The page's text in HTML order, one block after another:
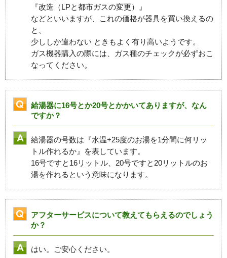
『改造（LPと都市ガスの変更）』
などといいますが、これの価格が器具を買い換えるの
と、
少ししか違わない ときもよく有り高いようです。
ガス機器購入の際には、ガス種のチェックが必ずおこ
なってください。
給湯器に16号とか20号とかかいてありますが、なん
ですか？
給湯器の号数は『水温+25度のお湯を1分間に何リッ
トル作れるか』を表しています。
16号ですと16リットル、20号ですと20リットルのお
湯を作れるという意味になります。
アフターサービスについて教えてもらえるのでしょう
か？
はい。ご安心ください。